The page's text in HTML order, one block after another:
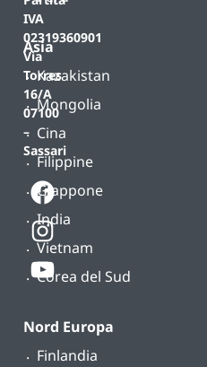
IVA
02319360901
Via
Torres
16/A
07100
–
Sassari
Asia
Kazakistan
Mongolia
Cina
Filippine
Giappone
India
Vietnam
Corea del Sud
Nord Europa
Finlandia